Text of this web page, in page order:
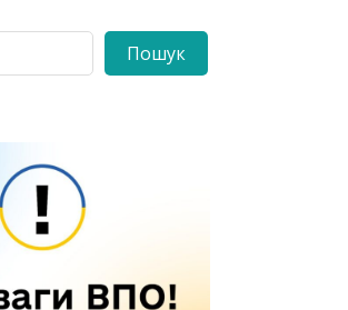
Пошук